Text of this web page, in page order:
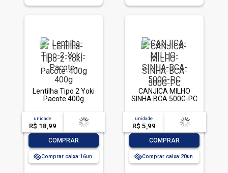
Lentilha Tipo 2 Yoki
Pacote 400g
unidade
R$ 18,99
acima de
-- --,--un.
COMPRAR
Comprar caixa:16
CANJICA MILHO
SINHA BCA 500G-PC
unidade
R$ 5,99
acima de
-- --,--un.
COMPRAR
Comprar caixa:20